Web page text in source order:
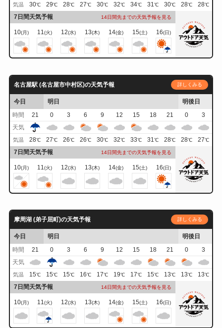
気温 30℃ 29℃ 28℃ 27℃ 30℃ 32℃ 34℃ 31℃ 30℃ 28℃ 28℃
7日間天気予報 14日間先までの天気予報を見る
10(月) 11(火) 12(水) 13(木) 14(金) 15(土) 16(日)
名古屋駅 (名古屋市中村区)の天気予報 詳しくみる
今日 明日
明後日
時間
21 0 3 6 9 12 15 18 21 0
3
天気
気温 28℃ 27℃ 26℃ 26℃ 30℃ 32℃ 33℃ 31℃ 28℃ 28℃ 27℃
7日間天気予報 14日間先までの天気予報を見る
10(月) 11(火) 12(水) 13(木) 14(金) 15(土) 16(日)
摩周湖 (弟子屈町)の天気予報 詳しくみる
今日 明日
明後日
時間
21 0 3 6 9 12 15 18 21 0
3
天気
気温 15℃ 15℃ 15℃ 16℃ 17℃ 19℃ 17℃ 15℃ 13℃ 13℃ 13℃
7日間天気予報 14日間先までの天気予報を見る
10(月) 11(火) 12(水) 13(木) 14(金) 15(土) 16(日)